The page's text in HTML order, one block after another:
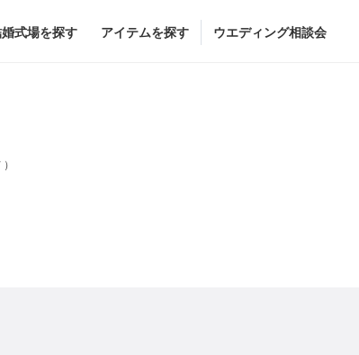
式場を探す アイテムを探す ウエディング相談会